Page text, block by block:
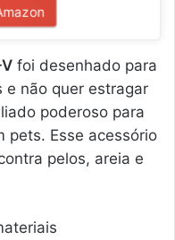
foi desenhado para
e não quer estragar
poderoso para
pets. Esse acessório
pelos, areia e